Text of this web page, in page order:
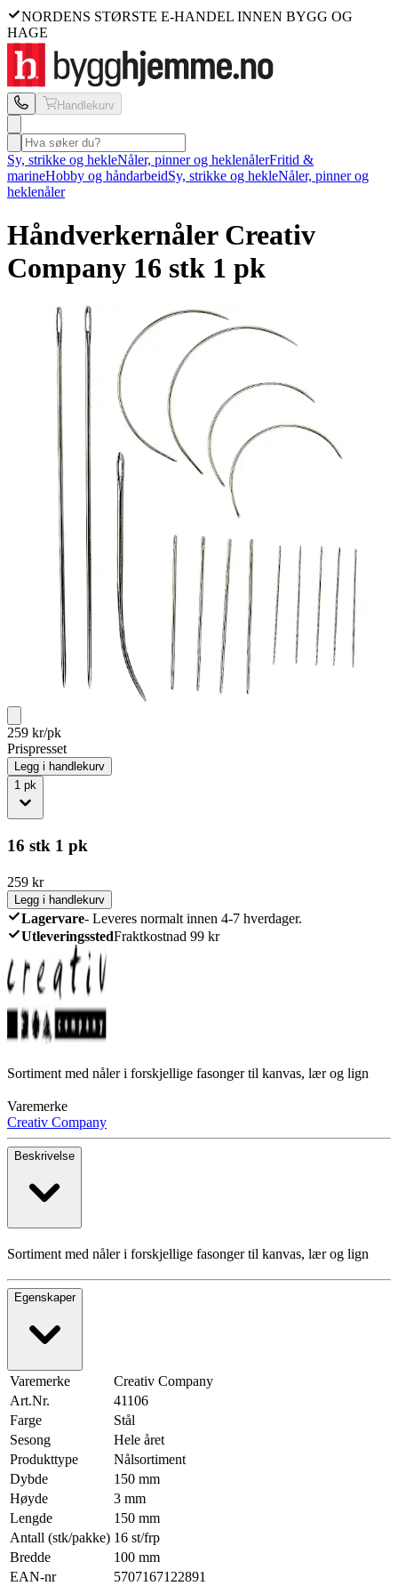
NORDENS STØRSTE E-HANDEL INNEN BYGG OG
HAGE
Handlekurv
Sy, strikke og hekleNåler, pinner og heklenålerFritid &
marineHobby og håndarbeidSy, strikke og hekleNåler, pinner og
heklenåler
Håndverkernåler Creativ
Company 16 stk 1 pk
259 kr/pk
Prispresset
Legg i handlekurv
1 pk
16 stk 1 pk
259 kr
Legg i handlekurv
Lagervare- Leveres normalt innen 4-7 hverdager.
UtleveringsstedFraktkostnad 99 kr
Sortiment med nåler i forskjellige fasonger til kanvas, lær og lign
Varemerke
Creativ Company
Beskrivelse
Sortiment med nåler i forskjellige fasonger til kanvas, lær og lign
Egenskaper
Varemerke
Creativ Company
Art.Nr.
41106
Farge
Stål
Sesong
Hele året
Produkttype
Nålsortiment
Dybde
150 mm
Høyde
3 mm
Lengde
150 mm
Antall (stk/pakke) 16 st/frp
Bredde
100 mm
EAN-nr
5707167122891